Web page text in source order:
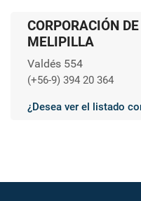
CORPORACIÓN
MELIPILLA
Valdés 554
(+56-9) 394 20 364
¿Desea ver el listado